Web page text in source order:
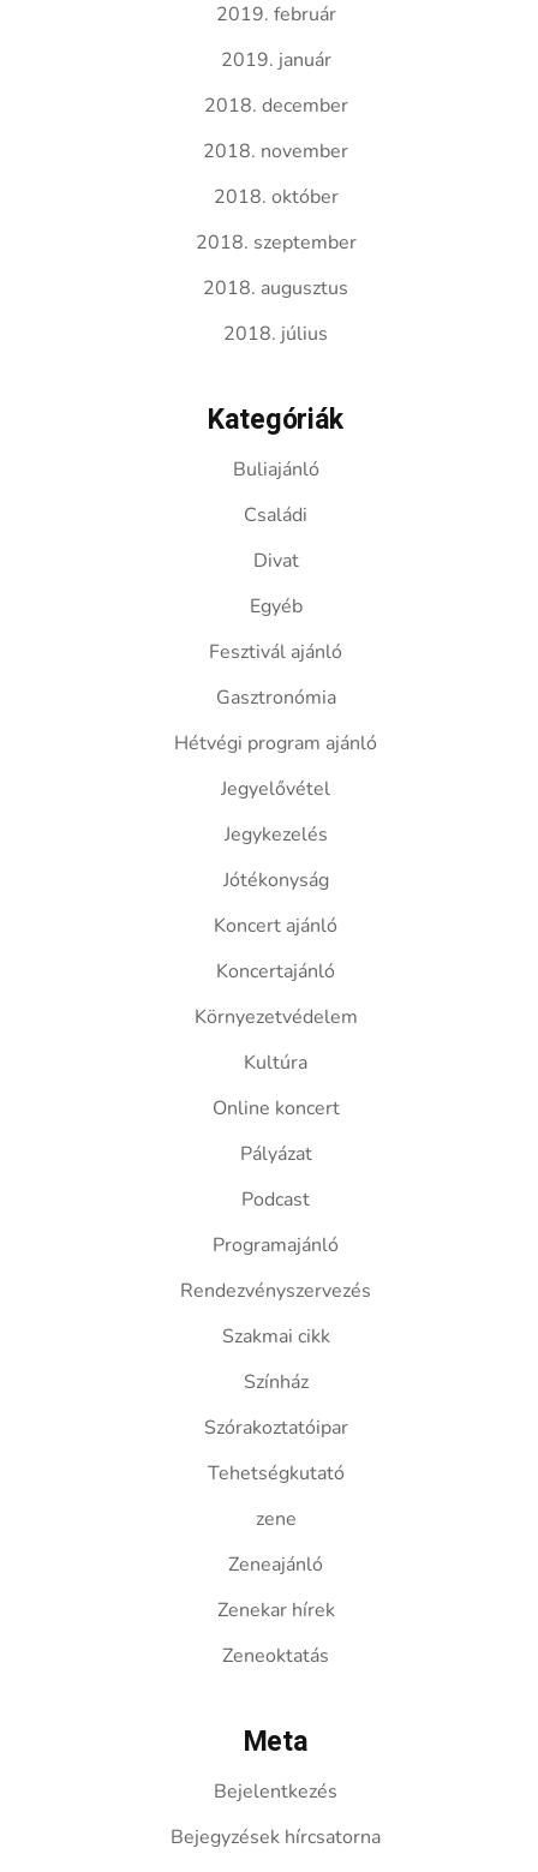
2019. február
2019. január
2018. december
2018. november
2018. október
2018. szeptember
2018. augusztus
2018. július
Kategóriák
Buliajánló
Családi
Divat
Egyéb
Fesztivál ajánló
Gasztronómia
Hétvégi program ajánló
Jegyelővétel
Jegykezelés
Jótékonyság
Koncert ajánló
Koncertajánló
Környezetvédelem
Kultúra
Online koncert
Pályázat
Podcast
Programajánló
Rendezvényszervezés
Szakmai cikk
Színház
Szórakoztatóipar
Tehetségkutató
zene
Zeneajánló
Zenekar hírek
Zeneoktatás
Meta
Bejelentkezés
Bejegyzések hírcsatorna